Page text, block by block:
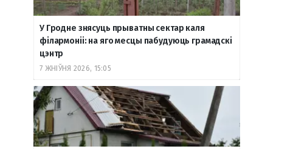
У Гродне знясуць прыватны сектар каля
філармоніі: на яго месцы пабудуюць грамадскі
цэнтр
7 ЖНІЎНЯ 2026, 15:05